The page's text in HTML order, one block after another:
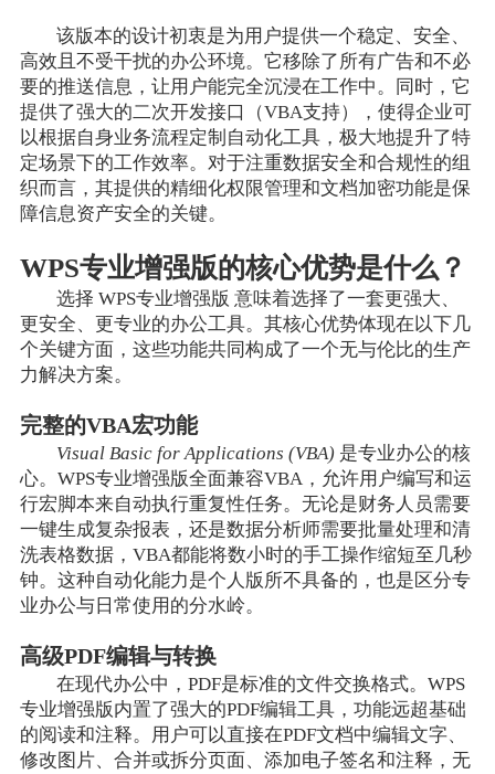
该版本的设计初衷是为用户提供一个稳定、安全、
高效且不受干扰的办公环境。它移除了所有广告和不必
要的推送信息，让用户能完全沉浸在工作中。同时，它
提供了强大的二次开发接口（VBA支持），使得企业可
以根据自身业务流程定制自动化工具，极大地提升了特
定场景下的工作效率。对于注重数据安全和合规性的组
织而言，其提供的精细化权限管理和文档加密功能是保
障信息资产安全的关键。
WPS专业增强版的核心优势是什么？
选择 WPS专业增强版 意味着选择了一套更强大、
更安全、更专业的办公工具。其核心优势体现在以下几
个关键方面，这些功能共同构成了一个无与伦比的生产
力解决方案。
完整的VBA宏功能
Visual Basic for Applications (VBA) 是专业办公的核
心。WPS专业增强版全面兼容VBA，允许用户编写和运
行宏脚本来自动执行重复性任务。无论是财务人员需要
一键生成复杂报表，还是数据分析师需要批量处理和清
洗表格数据，VBA都能将数小时的手工操作缩短至几秒
钟。这种自动化能力是个人版所不具备的，也是区分专
业办公与日常使用的分水岭。
高级PDF编辑与转换
在现代办公中，PDF是标准的文件交换格式。WPS
专业增强版内置了强大的PDF编辑工具，功能远超基础
的阅读和注释。用户可以直接在PDF文档中编辑文字、
修改图片、合并或拆分页面、添加电子签名和注释，无